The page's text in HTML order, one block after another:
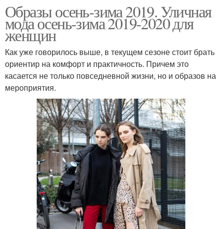
Образы осень-зима 2019. Уличная
мода осень-зима 2019-2020 для
женщин
Как уже говорилось выше, в текущем сезоне стоит брать
ориентир на комфорт и практичность. Причем это
касается не только повседневной жизни, но и образов на
мероприятия.